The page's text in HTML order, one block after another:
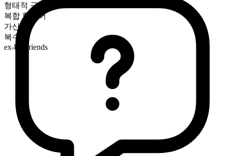
형태적 구성
복합 합성어
가산
복수형
ex-boyfriends